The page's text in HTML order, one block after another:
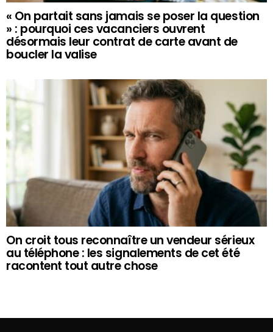
« On partait sans jamais se poser la question
» : pourquoi ces vacanciers ouvrent
désormais leur contrat de carte avant de
boucler la valise
On croit tous reconnaître un vendeur sérieux
au téléphone : les signalements de cet été
racontent tout autre chose